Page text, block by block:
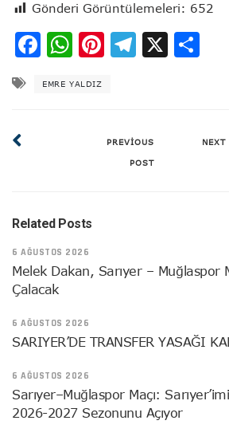
Gönderi Görüntülemeleri: 652
Facebook
WhatsApp
Pinterest
X
EMRE YALDIZ
PREVIOUS
POST
NEXT
Related Posts
6 AĞUSTOS 2026
Melek Dakan, Sarıyer – Muğlaspor
Çalacak
6 AĞUSTOS 2026
SARIYER’DE TRANSFER YASAĞI
6 AĞUSTOS 2026
Sarıyer–Muğlaspor Maçı:
2026-2027 Sezonunu Açıyor